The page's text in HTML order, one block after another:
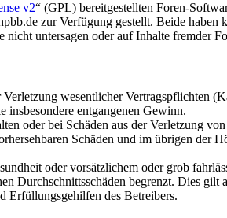
v2“ (GPL) bereitgestellten Foren-
zur Verfügung gestellt. Beide
untersagen oder auf Inhalte fremder
wesentlicher Vertragspflichten
insbesondere entgangenen Gewinn.
oder bei Schäden aus der Verletzung
Schäden und im übrigen der
oder vorsätzlichem oder grob
Durchschnittsschäden begrenzt. Dies gilt
Erfüllungsgehilfen des Betreibers.